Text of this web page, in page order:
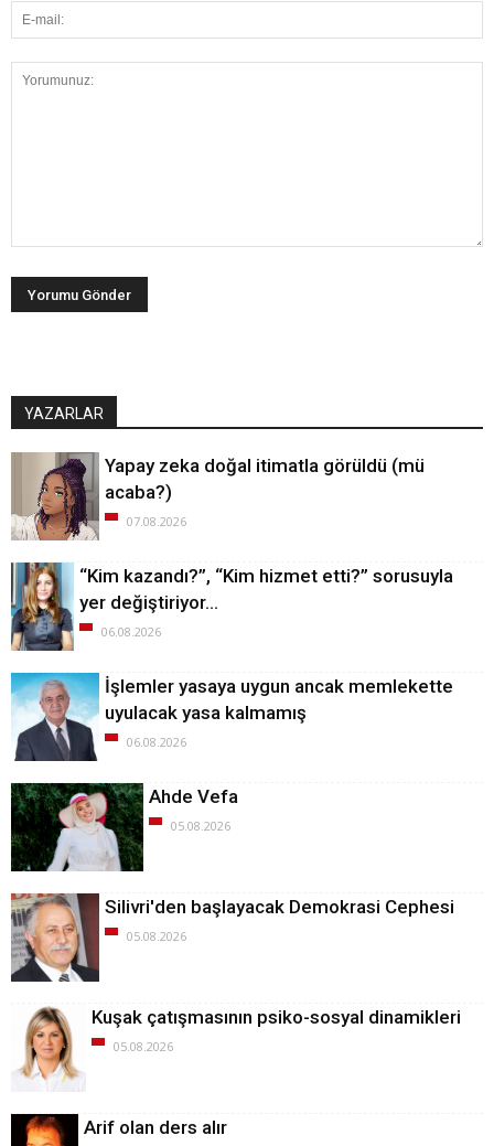
YAZARLAR
Yapay zeka doğal itimatla görüldü (mü
acaba?)
07.08.2026
“Kim kazandı?”, “Kim hizmet etti?” sorusuyla
yer değiştiriyor…
06.08.2026
İşlemler yasaya uygun ancak memlekette
uyulacak yasa kalmamış
06.08.2026
Ahde Vefa
05.08.2026
Silivri'den başlayacak Demokrasi Cephesi
05.08.2026
Kuşak çatışmasının psiko-sosyal dinamikleri
05.08.2026
Arif olan ders alır